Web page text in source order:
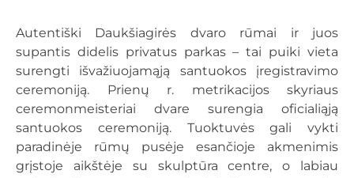
Autentiški Daukšiagirės dvaro rūmai ir juos
supantis didelis privatus parkas – tai puiki vieta
surengti išvažiuojamąją santuokos įregistravimo
ceremoniją. Prienų r. metrikacijos skyriaus
ceremonmeisteriai dvare surengia oficialiąją
santuokos ceremoniją. Tuoktuvės gali vykti
paradinėje rūmų pusėje esančioje akmenimis
grįstoje aikštėje su skulptūra centre, o labiau